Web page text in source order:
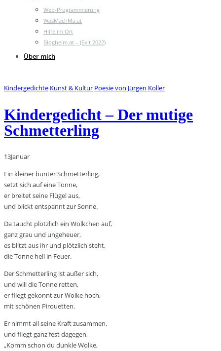
Web-Programmierung
WasMachMa.at
Hilfe im Ort
Blogheim.at – (Exit 2022)
Über mich
Kindergedichte Kunst & Kultur Poesie von Jürgen Koller
Kindergedicht – Der mutige
Schmetterling
13Januar
Ein kleiner bunter Schmetterling,
setzt sich auf eine Tonne,
er breitet seine Flügel aus,
und blickt entspannt zur Sonne.
Da taucht plötzlich ein Wölkchen auf,
ganz grau und ungeheuer,
es blitzt aus ihr und plötzlich steht,
die Tonne hell in Feuer.
Der Schmetterling ist außer sich,
und will die Tonne retten,
er fliegt gekonnt zur Wolke hoch,
mit schönen Pirouetten.
Er nimmt all seine Kraft zusammen,
und fliegt ganz fest dagegen,
„Komm schon du dunkle Wolke,